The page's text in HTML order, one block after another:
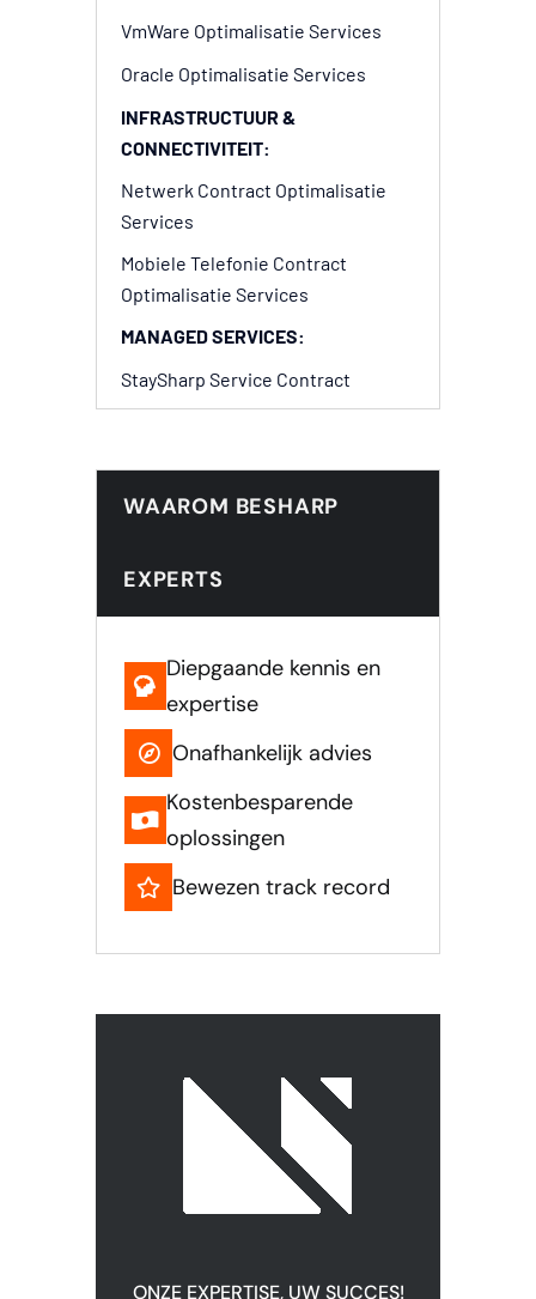
VmWare Optimalisatie Services
Oracle Optimalisatie Services
INFRASTRUCTUUR &
CONNECTIVITEIT:
Netwerk Contract Optimalisatie
Services
Mobiele Telefonie Contract
Optimalisatie Services
MANAGED SERVICES:
StaySharp Service Contract
WAAROM BESHARP
EXPERTS
Diepgaande kennis en
expertise
Onafhankelijk advies
Kostenbesparende
oplossingen
Bewezen track record
ONZE EXPERTISE, UW SUCCES!